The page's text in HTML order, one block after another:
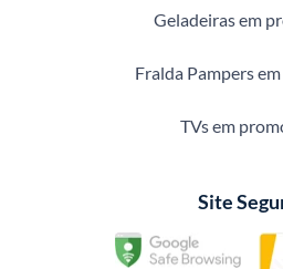
Geladeiras em
Fralda Pampers
TVs em
Site